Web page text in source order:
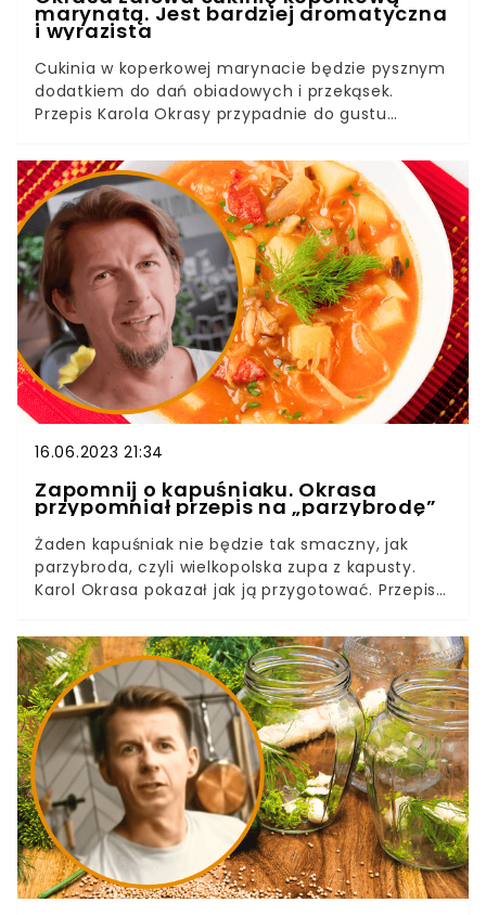
marynatą. Jest bardziej aromatyczna
i wyrazista
Cukinia w koperkowej marynacie będzie pysznym
dodatkiem do dań obiadowych i przekąsek.
Przepis Karola Okrasy przypadnie do gustu
cukinii. Taki słoik otwarty zimą, będzie pysznym
wspomnieniem lata.
16.06.2023 21:34
Zapomnij o kapuśniaku. Okrasa
przypomniał przepis na „parzybrodę”
Żaden kapuśniak nie będzie tak smaczny, jak
parzybroda, czyli wielkopolska zupa z kapusty.
Karol Okrasa pokazał jak ją przygotować. Przepis
bo danie zachwyca smakiem.